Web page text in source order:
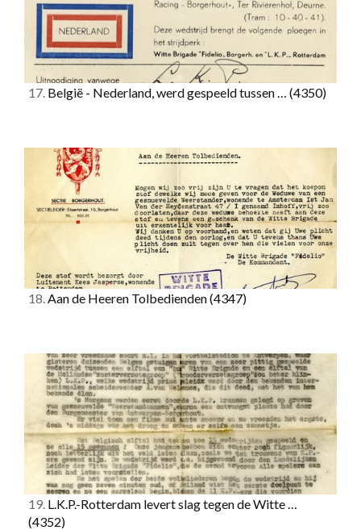
17. België - Nederland, werd gespeeld tussen … (4350)
18.Aan de Heeren Tolbedienden(4347)
19. L.K.P.-Rotterdam levert slag tegen de Witte …
(4352)